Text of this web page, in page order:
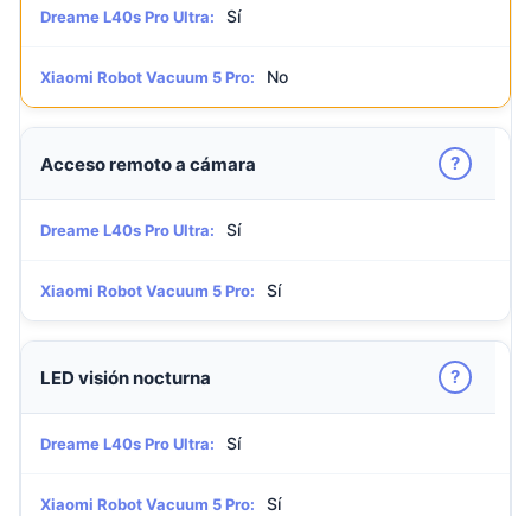
Dreame L40s Pro Ultra: Sí
Xiaomi Robot Vacuum 5 Pro: No
Acceso remoto a cámara ?
Dreame L40s Pro Ultra: Sí
Xiaomi Robot Vacuum 5 Pro: Sí
LED visión nocturna ?
Dreame L40s Pro Ultra: Sí
Xiaomi Robot Vacuum 5 Pro: Sí